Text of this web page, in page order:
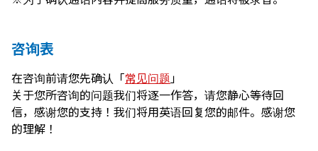
咨询表
在咨询前请您先确认「常见问题」
关于您所咨询的问题我们将逐一作答，请您静心等待回
信，感谢您的支持！我们将用英语回复您的邮件。感谢您
的理解！